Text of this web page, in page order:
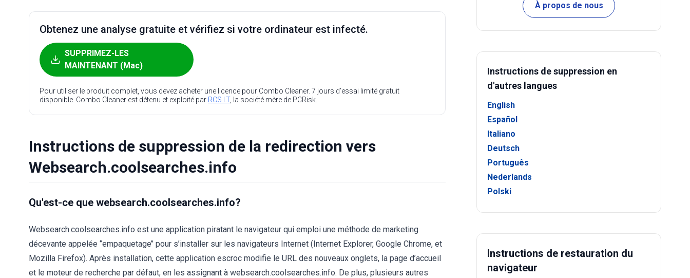
Obtenez une analyse gratuite et vérifiez si votre ordinateur est infecté.
SUPPRIMEZ-LES
MAINTENANT (Mac)
Pour utiliser le produit complet, vous devez acheter une licence pour Combo Cleaner. 7 jours d’essai limité gratuit
disponible. Combo Cleaner est détenu et exploité par RCS LT, la société mère de PCRisk.
Instructions de suppression de la redirection vers
Websearch.coolsearches.info
Qu'est-ce que websearch.coolsearches.info?
Websearch.coolsearches.info est une application piratant le navigateur qui emploi une méthode de marketing
décevante appelée ‘’empaquetage’’ pour s’installer sur les navigateurs Internet (Internet Explorer, Google Chrome, et
Mozilla Firefox). Après installation, cette application escroc modifie le URL des nouveaux onglets, la page d’accueil
et le moteur de recherche par défaut, en les assignant à websearch.coolsearches.info. De plus, plusieurs autres
À propos de nous
Instructions de suppression en
d'autres langues
English
Español
Italiano
Deutsch
Português
Nederlands
Polski
Instructions de restauration du
navigateur